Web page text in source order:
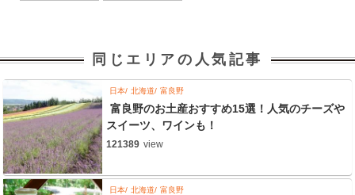
同じエリアの人気記事
日本 北海道 富良野
富良野のお土産おすすめ15選！人気のチーズや
スイーツ、ワインも！
121389 view
日本 北海道 富良野